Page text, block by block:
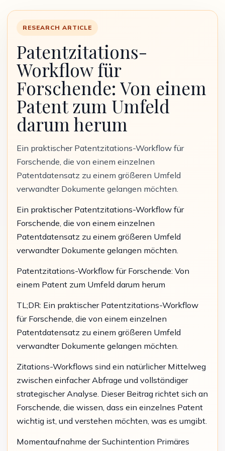
RESEARCH ARTICLE
Patentzitations-
Workflow für
Forschende: Von einem
Patent zum Umfeld
darum herum
Ein praktischer Patentzitations-Workflow für
Forschende, die von einem einzelnen
Patentdatensatz zu einem größeren Umfeld
verwandter Dokumente gelangen möchten.
Ein praktischer Patentzitations-Workflow für
Forschende, die von einem einzelnen
Patentdatensatz zu einem größeren Umfeld
verwandter Dokumente gelangen möchten.
Patentzitations-Workflow für Forschende: Von
einem Patent zum Umfeld darum herum
TL;DR: Ein praktischer Patentzitations-Workflow
für Forschende, die von einem einzelnen
Patentdatensatz zu einem größeren Umfeld
verwandter Dokumente gelangen möchten.
Zitations-Workflows sind ein natürlicher Mittelweg
zwischen einfacher Abfrage und vollständiger
strategischer Analyse. Dieser Beitrag richtet sich an
Forschende, die wissen, dass ein einzelnes Patent
wichtig ist, und verstehen möchten, was es umgibt.
Momentaufnahme der Suchintention Primäres